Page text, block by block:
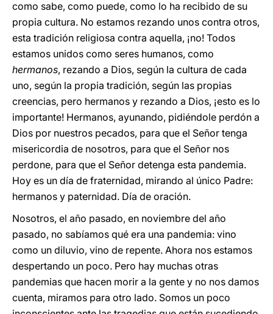
como sabe, como puede, como lo ha recibido de su
propia cultura. No estamos rezando unos contra otros,
esta tradición religiosa contra aquella, ¡no! Todos
estamos unidos como seres humanos, como
hermanos, rezando a Dios, según la cultura de cada
uno, según la propia tradición, según las propias
creencias, pero hermanos y rezando a Dios, ¡esto es lo
importante! Hermanos, ayunando, pidiéndole perdón a
Dios por nuestros pecados, para que el Señor tenga
misericordia de nosotros, para que el Señor nos
perdone, para que el Señor detenga esta pandemia.
Hoy es un día de fraternidad, mirando al único Padre:
hermanos y paternidad. Día de oración.
Nosotros, el año pasado, en noviembre del año
pasado, no sabíamos qué era una pandemia: vino
como un diluvio, vino de repente. Ahora nos estamos
despertando un poco. Pero hay muchas otras
pandemias que hacen morir a la gente y no nos damos
cuenta, miramos para otro lado. Somos un poco